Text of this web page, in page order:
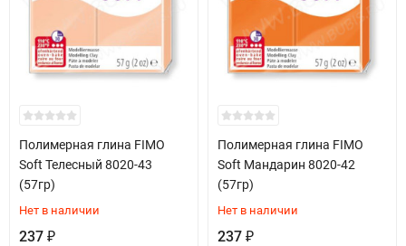
Полимерная глина FIMO
Soft Телесный 8020-43
(57гр)
Нет в наличии
237 ₽
Полимерная глина FIMO
Soft Мандарин 8020-42
(57гр)
Нет в наличии
237 ₽